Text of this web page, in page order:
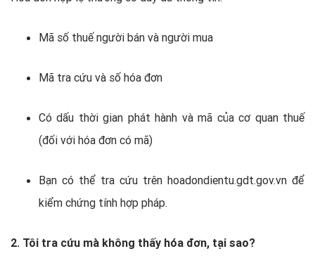
Mã số thuế người bán và người mua
Mã tra cứu và số hóa đơn
Có dấu thời gian phát hành và mã của cơ quan thuế
(đối với hóa đơn có mã)
Bạn có thể tra cứu trên hoadondientu.gdt.gov.vn để
kiểm chứng tính hợp pháp.
2. Tôi tra cứu mà không thấy hóa đơn, tại sao?